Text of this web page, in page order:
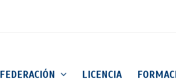
FEDERACIÓN LICENCIA